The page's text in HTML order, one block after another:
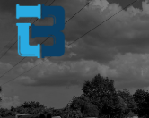
Panneau de gestion